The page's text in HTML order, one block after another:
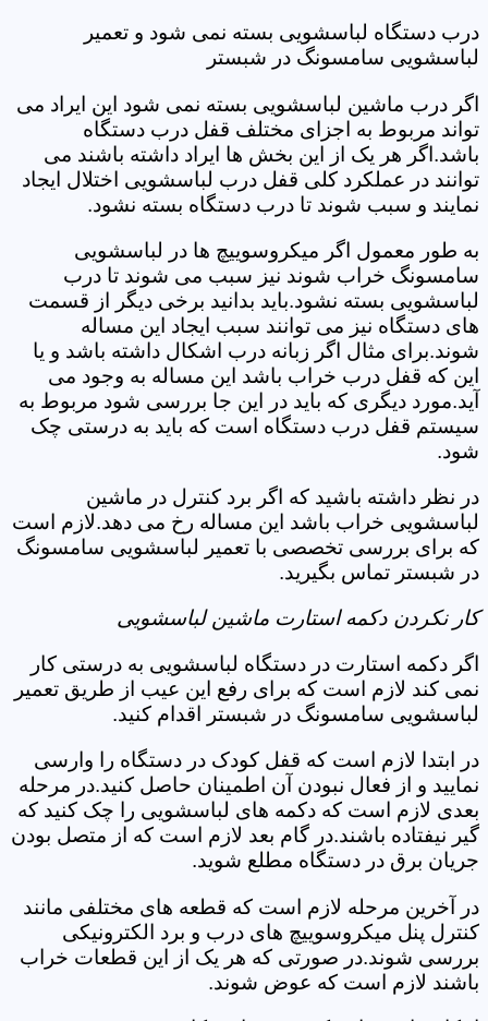
درب دستگاه لباسشویی بسته نمی شود و تعمیر
لباسشویی سامسونگ در شبستر
اگر درب ماشین لباسشویی بسته نمی شود این ایراد می
تواند مربوط به اجزای مختلف قفل درب دستگاه
باشد.اگر هر یک از این بخش ها ایراد داشته باشند می
توانند در عملکرد کلی قفل درب لباسشویی اختلال ایجاد
نمایند و سبب شوند تا درب دستگاه بسته نشود.
به طور معمول اگر میکروسوییچ ها در لباسشویی
سامسونگ خراب شوند نیز سبب می شوند تا درب
لباسشویی بسته نشود.باید بدانید برخی دیگر از قسمت
های دستگاه نیز می توانند سبب ایجاد این مساله
شوند.برای مثال اگر زبانه درب اشکال داشته باشد و یا
این که قفل درب خراب باشد این مساله به وجود می
آید.مورد دیگری که باید در این جا بررسی شود مربوط به
سیستم قفل درب دستگاه است که باید به درستی چک
شود.
در نظر داشته باشید که اگر برد کنترل در ماشین
لباسشویی خراب باشد این مساله رخ می دهد.لازم است
که برای بررسی تخصصی با تعمیر لباسشویی سامسونگ
در شبستر تماس بگیرید.
کار نکردن دکمه استارت ماشین لباسشویی
اگر دکمه استارت در دستگاه لباسشویی به درستی کار
نمی کند لازم است که برای رفع این عیب از طریق تعمیر
لباسشویی سامسونگ در شبستر اقدام کنید.
در ابتدا لازم است که قفل کودک در دستگاه را وارسی
نمایید و از فعال نبودن آن اطمینان حاصل کنید.در مرحله
بعدی لازم است که دکمه های لباسشویی را چک کنید که
گیر نیفتاده باشند.در گام بعد لازم است که از متصل بودن
جریان برق در دستگاه مطلع شوید.
در آخرین مرحله لازم است که قطعه های مختلفی مانند
کنترل پنل میکروسوییچ های درب و برد الکترونیکی
بررسی شوند.در صورتی که هر یک از این قطعات خراب
باشند لازم است که عوض شوند.